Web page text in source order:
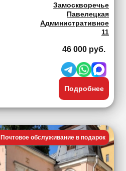
Замоскворечье
Павелецкая
Административное
11
46 000 руб.
Подробнее
Почтовое обслуживание в подарок